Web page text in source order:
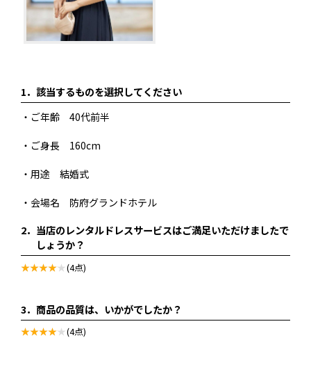
1． 該当するものを選択してください
・ご年齢 40代前半
・ご身長 160cm
・用途 結婚式
・会場名 防府グランドホテル
2． 当店のレンタルドレスサービスはご満足いただけましたで
しょうか？
(4点)
3． 商品の品質は、いかがでしたか？
(4点)